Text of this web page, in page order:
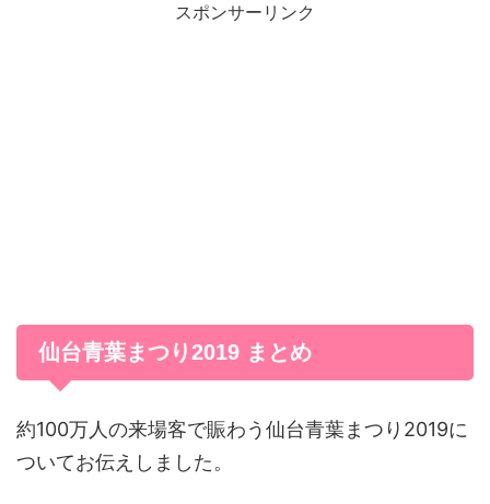
スポンサーリンク
仙台青葉まつり2019 まとめ
約100万人の来場客で賑わう仙台青葉まつり2019に
ついてお伝えしました。